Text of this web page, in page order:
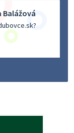
Balážová
Akútne